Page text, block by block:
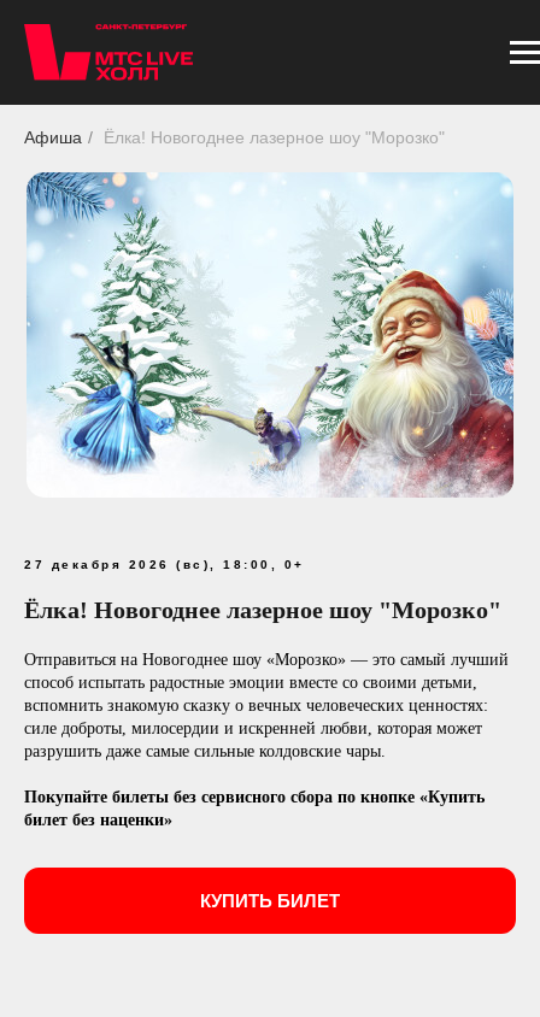
Афиша / Ёлка! Новогоднее лазерное шоу "Морозко"
27 декабря 2026 (вс), 18:00, 0+
Ёлка! Новогоднее лазерное шоу "Морозко"
Отправиться на Новогоднее шоу «Морозко» — это самый лучший
способ испытать радостные эмоции вместе со своими детьми,
вспомнить знакомую сказку о вечных человеческих ценностях:
силе доброты, милосердии и искренней любви, которая может
разрушить даже самые сильные колдовские чары.
Покупайте билеты без сервисного сбора по кнопке «Купить
билет без наценки»
КУПИТЬ БИЛЕТ